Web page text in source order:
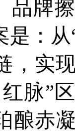
品牌
是：
，实
脉”
酿赤